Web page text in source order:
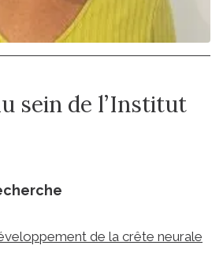
sein de l’Institut
de la crête neurale